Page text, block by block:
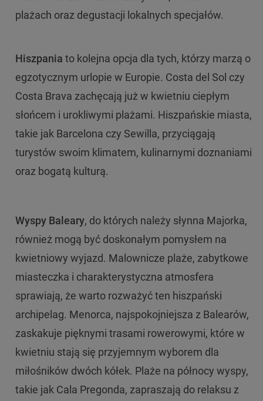
plażach oraz degustacji lokalnych specjałów.
Hiszpania to kolejna opcja dla tych, którzy marzą o
egzotycznym urlopie w Europie. Costa del Sol czy
Costa Brava zachęcają już w kwietniu ciepłym
słońcem i urokliwymi plażami. Hiszpańskie miasta,
takie jak Barcelona czy Sewilla, przyciągają
turystów swoim klimatem, kulinarnymi doznaniami
oraz bogatą kulturą.
Wyspy Baleary, do których należy słynna Majorka,
również mogą być doskonałym pomysłem na
kwietniowy wyjazd. Malownicze plaże, zabytkowe
miasteczka i charakterystyczna atmosfera
sprawiają, że warto rozważyć ten hiszpański
archipelag. Menorca, najspokojniejsza z Balearów,
zaskakuje pięknymi trasami rowerowymi, które w
kwietniu stają się przyjemnym wyborem dla
miłośników dwóch kółek. Plaże na północy wyspy,
takie jak Cala Pregonda, zapraszają do relaksu z